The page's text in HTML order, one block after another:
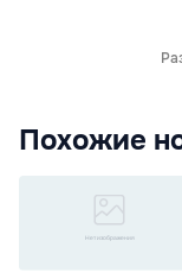
Похожие